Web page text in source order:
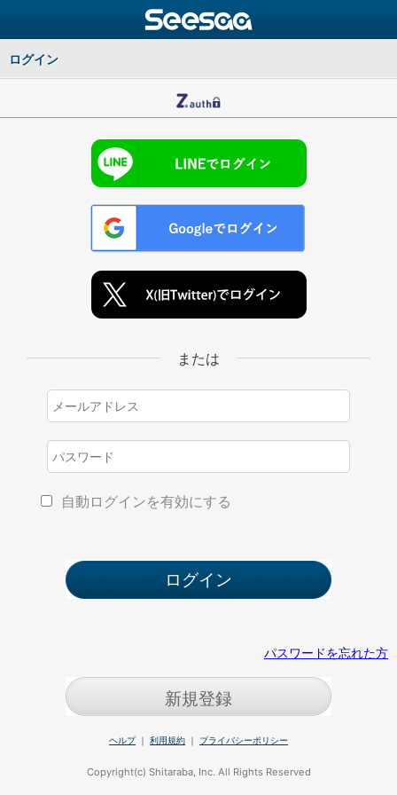
ログイン
または
自動ログインを有効にする
パスワードを忘れた方
新規登録
ヘルプ｜ 利用規約 ｜ プライバシーポリシー
Copyright(c) Shitaraba, Inc. All Rights Reserved